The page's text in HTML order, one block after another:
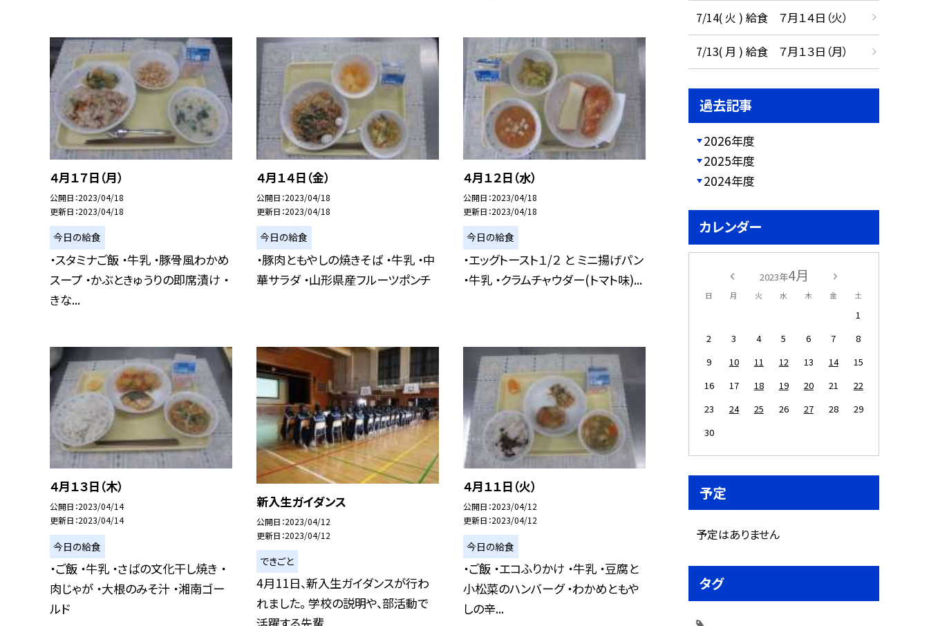
４月１７日（月）
公開日 2023/04/18
更新日 2023/04/18
今日の給食
・スタミナご飯 ・牛乳 ・豚骨風わかめ
スープ ・かぶときゅうりの即席漬け ・
きな...
４月１４日（金）
公開日 2023/04/18
更新日 2023/04/18
今日の給食
・豚肉ともやしの焼きそば ・牛乳 ・中
華サラダ ・山形県産フルーツポンチ
４月１２日（水）
公開日 2023/04/18
更新日 2023/04/18
今日の給食
・エッグトースト１/２ と ミニ揚げパン
・牛乳 ・クラムチャウダー(トマト味)...
４月１３日（木）
公開日 2023/04/14
更新日 2023/04/14
今日の給食
・ご飯 ・牛乳 ・さばの文化干し焼き ・
肉じゃが ・大根のみそ汁 ・湘南ゴー
ルド
新入生ガイダンス
公開日 2023/04/12
更新日 2023/04/12
できごと
4月11日、新入生ガイダンスが行わ
れました。 学校の説明や、部活動で
４月１１日（火）
公開日 2023/04/12
更新日 2023/04/12
今日の給食
・ご飯 ・エコふりかけ ・牛乳 ・豆腐と
小松菜のハンバーグ ・わかめともや
しの辛...
7/14( 火 ) 給食 ７月１４日（火）
7/13( 月 ) 給食 ７月１３日（月）
過去記事
2026年度
2025年度
2024年度
カレンダー
2023年4月
日 月 火 水 木 金 土
1
2
3 4 5 6 7
8
9
10 11 12 13 14
15
16
17 18 19 20 21
22
23
24 25 26 27 28
29
30
予定
予定はありません
タグ